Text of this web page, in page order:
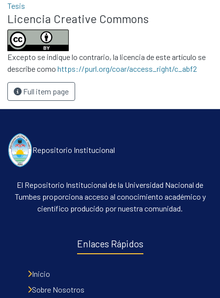
Tesis
Licencia Creative Commons
Excepto se indique lo contrario, la licencia de este artículo se
describe como https://purl.org/coar/access_right/c_abf2
Full item page
Repositorio Institucional
El Repositorio Institucional de la Universidad Nacional de
Tumbes proporciona acceso al conocimiento académico y
científico producido por nuestra comunidad.
Enlaces Rápidos
Inicio
Sobre Nosotros